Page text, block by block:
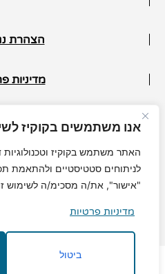
אנו משתמשים בקוקיז
האתר משתמש בקוקיז וטכנולוגיות
לניתוחים סטטיסטיים ולהתאמת
"אישור", את/ה מסכימ/ה לשימוש
מדיניות פרטיות
ביטול
הצהרת
מדיניות
תנאי
© כל הזכויות
MuchMore.co.il